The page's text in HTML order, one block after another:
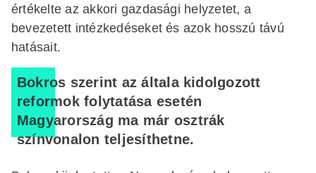
értékelte az akkori gazdasági helyzetet, a
bevezetett intézkedéseket és azok hosszú távú
hatásait.
Bokros szerint az általa kidolgozott
reformok folytatása esetén
Magyarország ma már osztrák
színvonalon teljesíthetne.